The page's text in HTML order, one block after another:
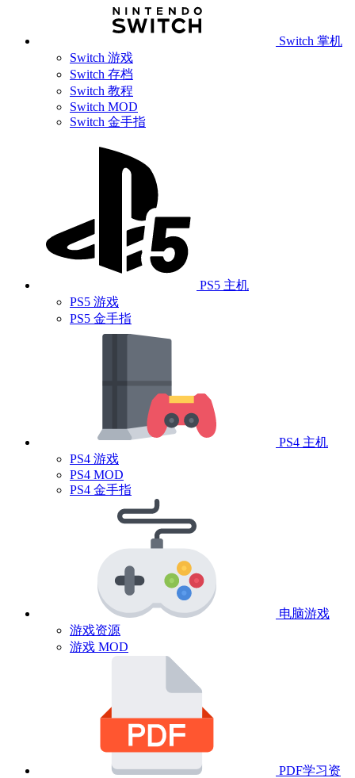
Switch 掌机
Switch 游戏
Switch 存档
Switch 教程
Switch MOD
Switch 金手指
PS5 主机
PS5 游戏
PS5 金手指
PS4 主机
PS4 游戏
PS4 MOD
PS4 金手指
电脑游戏
游戏资源
游戏 MOD
PDF学习资